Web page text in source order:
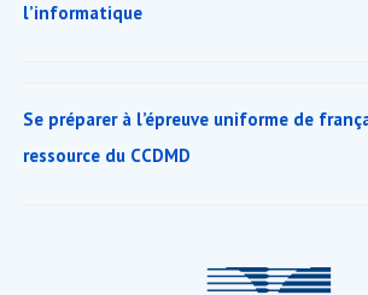
l’informatique
Se préparer à l’épreuve uniforme de
ressource du CCDMD